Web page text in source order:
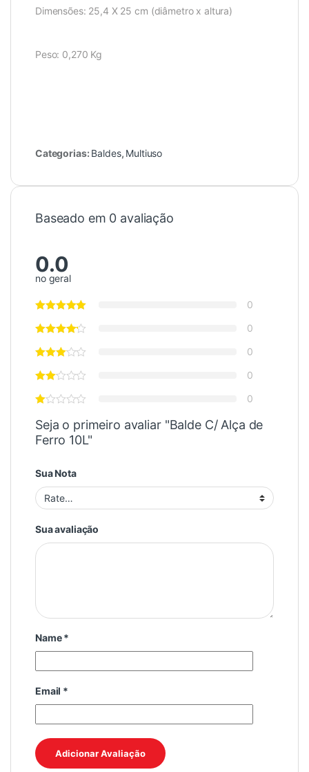
Dimensões: 25,4 X 25 cm (diâmetro x altura)
Peso: 0,270 Kg
Categorias: Baldes, Multiuso
Baseado em 0 avaliação
0.0
no geral
0
0
0
0
0
Seja o primeiro avaliar "Balde C/ Alça de
Ferro 10L"
Sua Nota
Sua avaliação
Name*
Email *